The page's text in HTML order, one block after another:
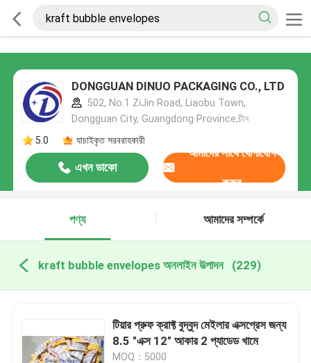
DONGGUAN DINUO PACKAGING CO., LTD
502, No.1 ZiJin Road, Liaobu Town,
Dongguan City, Guangdong Province,চীন
5.0
যাচাইকৃত সরবরাহকারী
এখন ডাকো
আমাদের সাথে যোগাযোগ
করুন
পণ্য আমাদের সম্পর্কে
kraft bubble envelopes অনলাইন উত্পাদন (229)
টিয়ার প্রুফ ক্রাফ্ট বুদ্বুদ মেইলার এক্সপ্রেস জন্য
8.5 "এক্স 12" আকার 2 প্যাডেড খামে
MOQ：5000